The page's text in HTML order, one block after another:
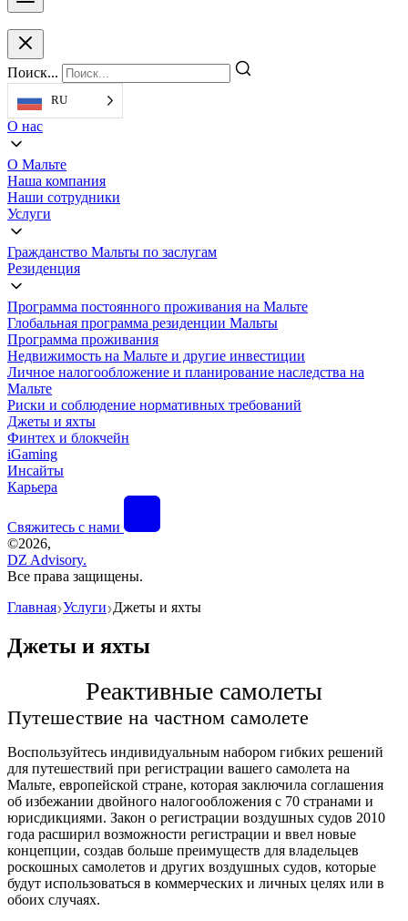
Поиск...
RU
О нас
О Мальте
Наша компания
Наши сотрудники
Услуги
Гражданство Мальты по заслугам
Резиденция
Программа постоянного проживания на Мальте
Глобальная программа резиденции Мальты
Программа проживания
Недвижимость на Мальте и другие инвестиции
Личное налогообложение и планирование наследства на
Мальте
Риски и соблюдение нормативных требований
Джеты и яхты
Финтех и блокчейн
iGaming
Инсайты
Карьера
Свяжитесь с нами
©2026,
DZ Advisory.
Все права защищены.
Главная❯Услуги ❯ Джеты и яхты
Джеты и яхты
Реактивные самолеты
Путешествие на частном самолете
Воспользуйтесь индивидуальным набором гибких решений
для путешествий при регистрации вашего самолета на
Мальте, европейской стране, которая заключила соглашения
об избежании двойного налогообложения с 70 странами и
юрисдикциями. Закон о регистрации воздушных судов 2010
года расширил возможности регистрации и ввел новые
концепции, создав больше преимуществ для владельцев
роскошных самолетов и других воздушных судов, которые
будут использоваться в коммерческих и личных целях или в
обоих случаях.